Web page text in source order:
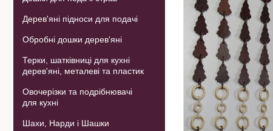
Дерев'яні підноси для подачі
Обробні дошки дерев'яні
Терки, шатківниці для кухні
дерев'яні, металеві та пластик
Овочерізки та подрібнювачі
для кухні
Шахи, Нарди і Шашки